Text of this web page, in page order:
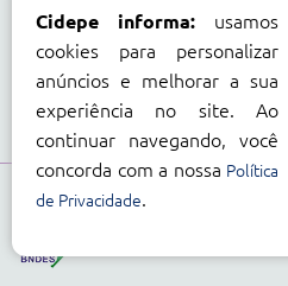
Ciências e Matemática Fundamental
Energias Renováveis
Instrumentos
Acessorios Diversos
Compre com:
Cidepe informa: usamos
cookies para personalizar
anúncios e melhorar a sua
experiência no site. Ao
continuar navegando, você
concorda com a nossa Política
de Privacidade.